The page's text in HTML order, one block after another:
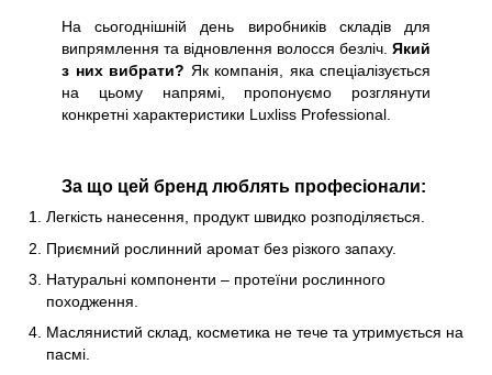
На сьогоднішній день виробників складів для
випрямлення та відновлення волосся безліч. Який
з них вибрати? Як компанія, яка спеціалізується
на цьому напрямі, пропонуємо розглянути
конкретні характеристики Luxliss Professional.
За що цей бренд люблять професіонали:
Легкість нанесення, продукт швидко розподіляється.
Приємний рослинний аромат без різкого запаху.
Натуральні компоненти – протеїни рослинного
походження.
Маслянистий склад, косметика не тече та утримується на
пасмі.